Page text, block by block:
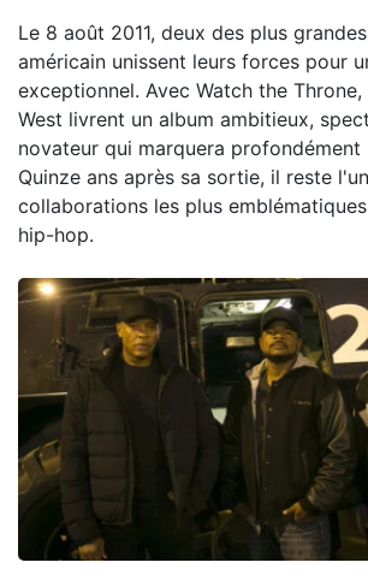
Le 8 août 2011, deux des plus
américain unissent leurs forces pour
exceptionnel. Avec Watch the
West livrent un album ambitieux,
novateur qui marquera profondément
Quinze ans après sa sortie, il reste
collaborations les plus
hip-hop.